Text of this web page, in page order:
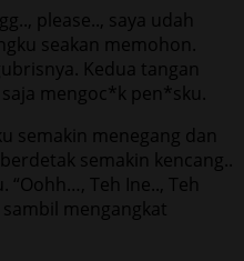
please.., saya udah
seakan memohon.
Kedua tangan
mengoc*k pen*sku.
semakin menegang dan
semakin kencang..
Teh Ine.., Teh
mengangkat